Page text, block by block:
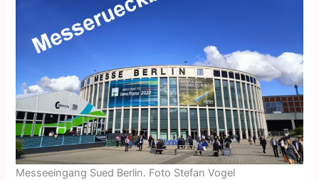
Messeeingang Sued Berlin. Foto Stefan Vogel